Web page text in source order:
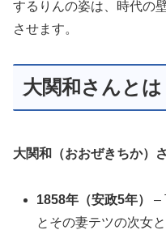
するりんの姿は、時代の
させます。
大関和さんとは
大関和（おおぜきちか）
1858年（安政5年）
–
とその妻テツの次女